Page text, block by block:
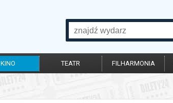
KINO TEATR FILHARMONIA